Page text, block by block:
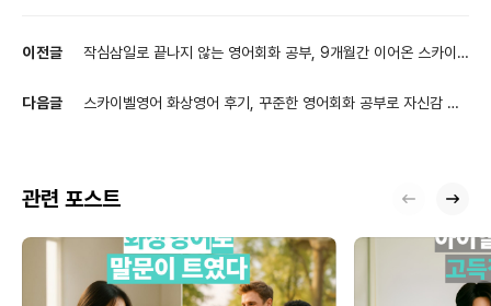
이전글
작심삼일로 끝나지 않는 영어회화 공부, 9개월간 이어온 스카이
다음글
스카이벨영어 화상영어 후기, 꾸준한 영어회화 공부로 자신감 키
관련 포스트